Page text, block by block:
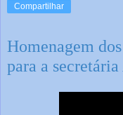
Compartilhar
Homenagem
para a